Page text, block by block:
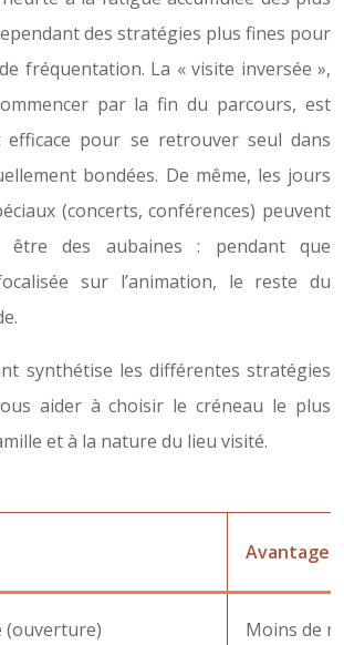
des stratégies plus fines pour
fréquentation. La « visite inversée »,
par la fin du parcours, est
efficace pour se retrouver seul dans
bondées. De même, les jours
(concerts, conférences) peuvent
être des aubaines : pendant que
sur l’animation, le reste du
synthétise les différentes stratégies
aider à choisir le créneau le plus
et à la nature du lieu visité.
Avantages
(ouverture) Moins de